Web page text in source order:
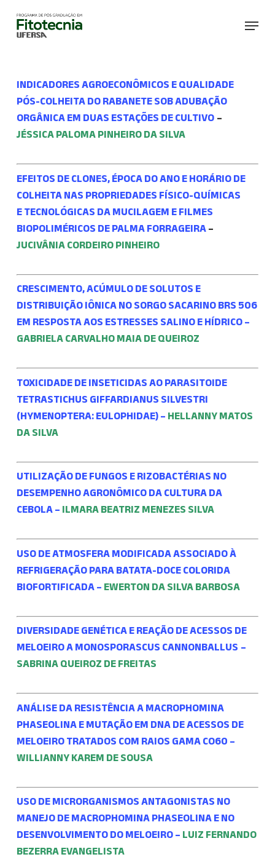
main
Menu
INDICADORES AGROECONÔMICOS E QUALIDADE
PÓS-COLHEITA DO RABANETE SOB ADUBAÇÃO
ORGÂNICA EM DUAS ESTAÇÕES DE CULTIVO –
JÉSSICA PALOMA PINHEIRO DA SILVA
EFEITOS DE CLONES, ÉPOCA DO ANO E HORÁRIO DE
COLHEITA NAS PROPRIEDADES FÍSICO-QUÍMICAS
E TECNOLÓGICAS DA MUCILAGEM E FILMES
BIOPOLIMÉRICOS DE PALMA FORRAGEIRA –
JUCIVÂNIA CORDEIRO PINHEIRO
CRESCIMENTO, ACÚMULO DE SOLUTOS E
DISTRIBUIÇÃO IÔNICA NO SORGO SACARINO BRS 506
EM RESPOSTA AOS ESTRESSES SALINO E HÍDRICO –
GABRIELA CARVALHO MAIA DE QUEIROZ
TOXICIDADE DE INSETICIDAS AO PARASITOIDE
TETRASTICHUS GIFFARDIANUS SILVESTRI
(HYMENOPTERA: EULOPHIDAE) – HELLANNY MATOS
DA SILVA
UTILIZAÇÃO DE FUNGOS E RIZOBACTÉRIAS NO
DESEMPENHO AGRONÔMICO DA CULTURA DA
CEBOLA – ILMARA BEATRIZ MENEZES SILVA
USO DE ATMOSFERA MODIFICADA ASSOCIADO À
REFRIGERAÇÃO PARA BATATA-DOCE COLORIDA
BIOFORTIFICADA – EWERTON DA SILVA BARBOSA
DIVERSIDADE GENÉTICA E REAÇÃO DE ACESSOS DE
MELOEIRO A MONOSPORASCUS CANNONBALLUS –
SABRINA QUEIROZ DE FREITAS
ANÁLISE DA RESISTÊNCIA A MACROPHOMINA
PHASEOLINA E MUTAÇÃO EM DNA DE ACESSOS DE
MELOEIRO TRATADOS COM RAIOS GAMA CO60 –
WILLIANNY KAREM DE SOUSA
USO DE MICRORGANISMOS ANTAGONISTAS NO
MANEJO DE MACROPHOMINA PHASEOLINA E NO
DESENVOLVIMENTO DO MELOEIRO – LUIZ FERNANDO
BEZERRA EVANGELISTA